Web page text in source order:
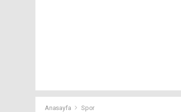
Anasayfa Spor